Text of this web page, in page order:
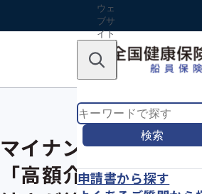
ウェ
ブサ
イト
のナ
ン
キーワードで探す
検索
申請書から探す
マイナンバーを利用
「高額介護合算療養